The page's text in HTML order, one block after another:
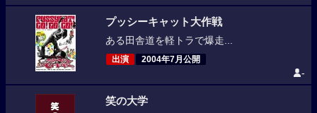
プッシーキャット大作戦
ある田舎道を軽トラで爆走...
出演 2004年7月公開
-
笑の大学